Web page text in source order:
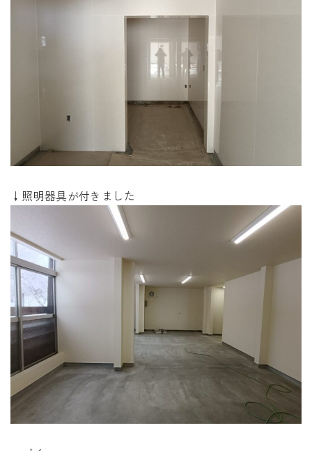
↓照明器具が付きました